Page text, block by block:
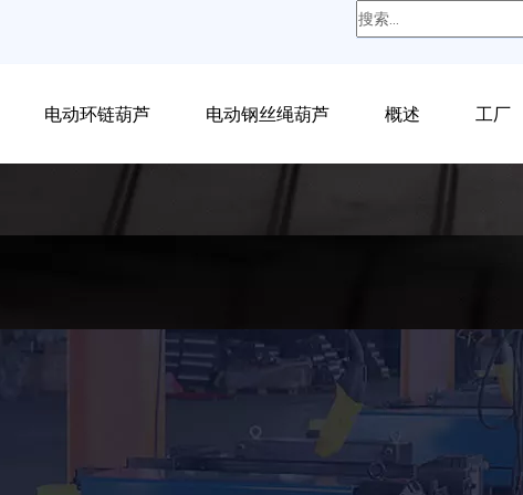
电动环链葫芦 电动钢丝绳葫芦 概述 工厂